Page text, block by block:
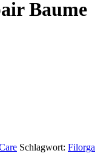
Baume
Schlagwort: Filorga